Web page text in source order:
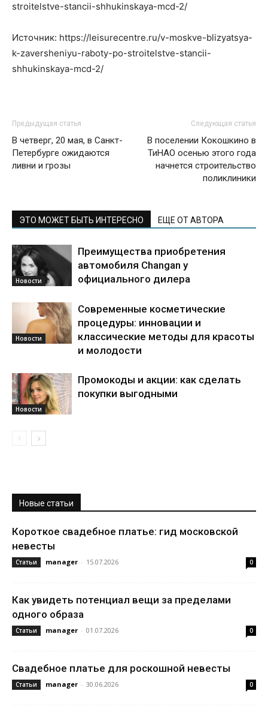
stroitelstve-stancii-shhukinskaya-mcd-2/
Источник: https://leisurecentre.ru/v-moskve-blizyatsya-
k-zaversheniyu-raboty-po-stroitelstve-stancii-
shhukinskaya-mcd-2/
Предыдущая статья
В четверг, 20 мая, в Санкт-
Петербурге ожидаются
ливни и грозы
Следующая статья
В поселении Кокошкино в
ТиНАО осенью этого года
начнется строительство
поликлиники
ЭТО МОЖЕТ БЫТЬ ИНТЕРЕСНО ЕЩЕ ОТ АВТОРА
Новости
Преимущества приобретения
автомобиля Changan у
официального дилера
Новости
Современные косметические
процедуры: инновации и
классические методы для красоты
и молодости
Новости
Промокоды и акции: как сделать
покупки выгодными
Новые статьи
Короткое свадебное платье: гид московской
невесты
Статьи manager - 15.07.2026 0
Как увидеть потенциал вещи за пределами
одного образа
Статьи manager - 01.07.2026 0
Свадебное платье для роскошной невесты
Статьи manager - 30.06.2026 0